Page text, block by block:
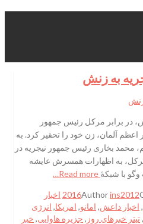
به زنش
در برابر مرکل رئیس جمهور
آلمان، زن خود را تحقیر کرد. به
محمد بخاری رئیس جمهور نیجریه در
به اظهارات همسرش عایشه
با شبکۀ
Authorins2012
اخبار
, اخبار داعش, امانو, امریکا, انرژی
,تیتر خبرهای روز , جزیره هاوایی, خبر